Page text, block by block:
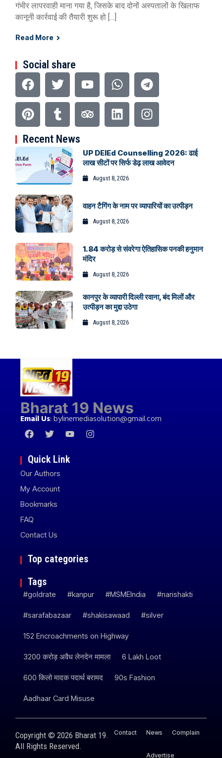
गंभीर लापरवाही माना गया है, जिसके बाद दोनों अस्पतालों के खिलाफ
कानूनी कार्रवाई की तैयारी शुरू हो […]
Read More
Social share
Recent News
UP DElEd Counselling 2026: ढाई
लाख सीटों पर सिर्फ डेढ़ लाख आवेदन
August 8, 2026
वाहन टैगिंग के नाम पर व्यापारियों का उत्पीड़न
August 8, 2026
1.84 करोड़ से संवरेगा ऐतिहासिक पनकी हनुमान
मंदिर
August 8, 2026
कानपुर के व्यापारी दिल्ली रवाना, बंद मिलों और
उत्पीड़न का मुद्दा उठेगा
August 8, 2026
Bharat 19 News
Email Us:bylinemediasolution@gmail.com
Quick Link
Our Authors
My Account
Bookmarks
FAQ
Contact Us
Top categories
Tags
#goldrate #kanpur #MSMEIndia #narishakti
#sarafabazaar #shakisawaad #silver
152 Encroachments on Highway
3200 करोड़ अवैध लेनदेन मामला 6 Lakh Loot
600 किलो मादक पदार्थ बरामद 90s Fashion
Aadhaar Card Misuse
Copyright © 2026 Bharat 19.
All Rights Reserved.
Contact News Complain
Advertise